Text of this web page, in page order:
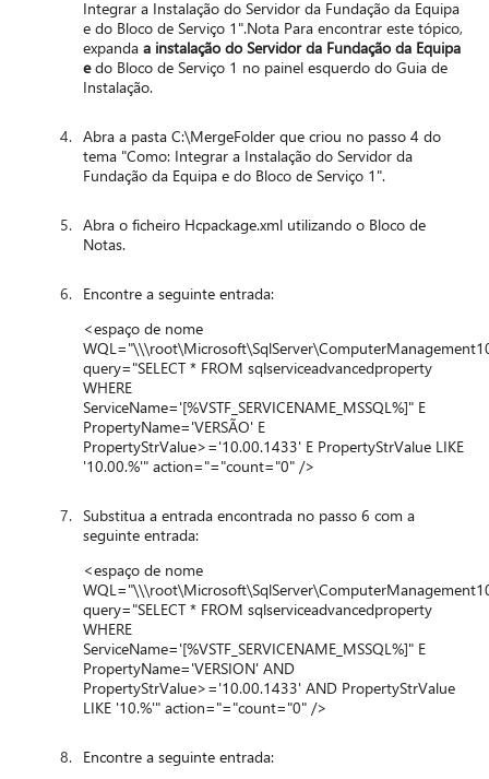
Integrar a Instalação do Servidor da Fundação da Equipa
e do Bloco de Serviço 1".Nota Para encontrar este tópico,
expandaa instalação do Servidor da Fundação da Equipa
edo Bloco de Serviço 1 no painel esquerdo do Guia de
Instalação.
Abra a pasta C:\MergeFolder que criou no passo 4 do
tema "Como: Integrar a Instalação do Servidor da
Fundação da Equipa e do Bloco de Serviço 1".
Abra o ficheiro Hcpackage.xml utilizando o Bloco de
Notas.
Encontre a seguinte entrada:
<espaço de nome
query="SELECT * FROM sqlserviceadvancedproperty
WHERE
ServiceName='[%VSTF_SERVICENAME_MSSQL%]" E
PropertyName='VERSÃO' E
PropertyStrValue>='10.00.1433' E PropertyStrValue LIKE
'10.00.%'" action="="count="0" />
Substitua a entrada encontrada no passo 6 com a
seguinte entrada:
<espaço de nome
query="SELECT * FROM sqlserviceadvancedproperty
WHERE
ServiceName='[%VSTF_SERVICENAME_MSSQL%]" E
PropertyName='VERSION' AND
PropertyStrValue>='10.00.1433' AND PropertyStrValue
LIKE '10.%'" action="="count="0" />
Encontre a seguinte entrada: